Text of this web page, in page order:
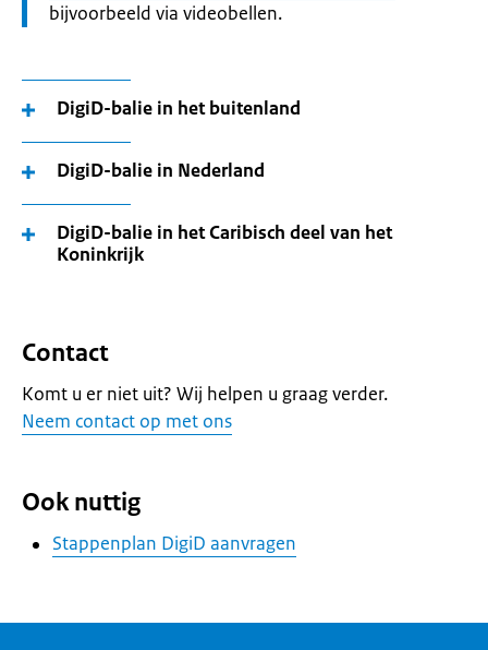
bijvoorbeeld via videobellen.
DigiD-balie in het buitenland
DigiD-balie in Nederland
DigiD-balie in het Caribisch deel van het
Koninkrijk
Contact
Komt u er niet uit? Wij helpen u graag verder.
Neem contact op met ons
Ook nuttig
Stappenplan DigiD aanvragen